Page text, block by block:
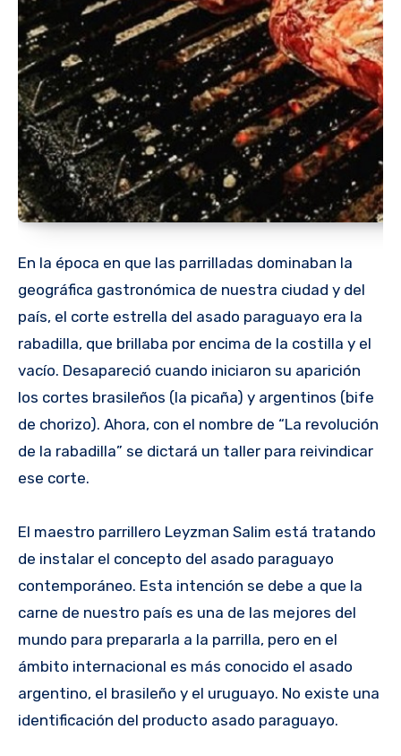
En la época en que las parrilladas dominaban la
geográfica gastronómica de nuestra ciudad y del
país, el corte estrella del asado paraguayo era la
rabadilla, que brillaba por encima de la costilla y el
vacío. Desapareció cuando iniciaron su aparición
los cortes brasileños (la picaña) y argentinos (bife
de chorizo). Ahora, con el nombre de “La revolución
de la rabadilla” se dictará un taller para reivindicar
ese corte.
El maestro parrillero Leyzman Salim está tratando
de instalar el concepto del asado paraguayo
contemporáneo. Esta intención se debe a que la
carne de nuestro país es una de las mejores del
mundo para prepararla a la parrilla, pero en el
ámbito internacional es más conocido el asado
argentino, el brasileño y el uruguayo. No existe una
identificación del producto asado paraguayo.